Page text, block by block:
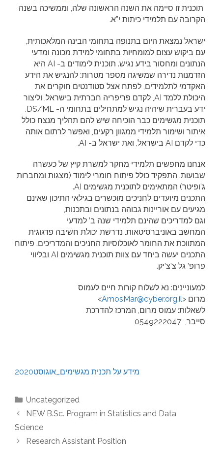
תוכנית זו סיימה את השנה הראשונה שלה, וממשיכה בשנה
הקרובה עם תלמידי כיתות י”א.
ישראל נמצאת היום בתנופה בתחומי הבינה המלאכותית,
עם ביקוש עצום למומחיות בתחומי למידת מכונה ומדעי
הנתונים ומחסור בידע נגיש. תוכנית לימודים ב- AI היא
הזדמנות נדירה שמשיגה מספר מטרות: להנגיש את הידע
האקדמי לתלמידים, לפתח אצל סטודנטים חוקרים את
היכולת ללמד AI, לקדם פריפריה חברתית בישראל, וליצור
ידע בעברית שיהיה נגיש למתחילים בתחומי ה- DS/ML.
תוכנית מגשימים כבר הוכיחה שיש להם תהליך מנצח כולל
איתור ושימור תלמידי ממגוון רקעים, ואפשר לרתום אותה
כדי לקדם AI בישראל, ואת ישראל ב- AI.
אנחנו מחפשים תלמידי מחקר למשרת קיץ של כעשרה
שבועות. התפקיד כולל פיתוח חומרי לימוד (מצגות ומחברות
ג’ופיטר) המתאימים לתוכנית מגשימים AI.
התכנים מיועדים לחניכים מוכשרים בגילאי התיכון שאינם
מגיעים עם אוריינות גבוהה בנתונים ובתכנות,
וגם למדריכים שהינם תלמידי שנה ב’ למדעי
המחשב באוניברסיטאות. נדרשת יכולת חשיבה פדגוגית
המתווכת את החומר לאוכלוסיות החניכים והמדריכים. פיתוח
התכנים יעשה ביחד עם צוות תוכנית מגשימים AI ובליווי
פרופ’ גל צ’צ’יק.
למעוניינים: נא לשלוח קורות חיים לעמוס
מרום <AmosMar@cyber.org.il
>
לשאלות: עמוס מרום, המרכז להדרכת
סייבר, 0549222047
מידע על תכנית מגשימים_אוגוסט2020
Categories
Uncategorized
NEW B.Sc. Program in Statistics and Data
Science
Research Assistant Position